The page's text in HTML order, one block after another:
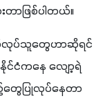
ာဖြစ်ပါတယ်။
တ်လုပ်သူတွေဟာဆိုရင်
င်ငံကနေ လျော့ရဲ
ေပြုလုပ်နေတာ